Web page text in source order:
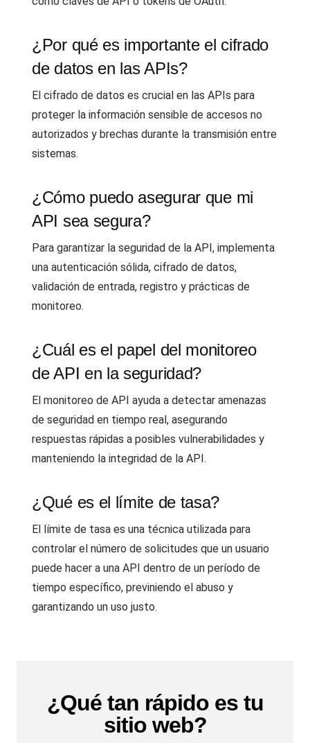
¿Por qué es importante el cifrado
de datos en las APIs?
El cifrado de datos es crucial en las APIs para
proteger la información sensible de accesos no
autorizados y brechas durante la transmisión entre
sistemas.
¿Cómo puedo asegurar que mi
API sea segura?
Para garantizar la seguridad de la API, implementa
una autenticación sólida, cifrado de datos,
validación de entrada, registro y prácticas de
monitoreo.
¿Cuál es el papel del monitoreo
de API en la seguridad?
El monitoreo de API ayuda a detectar amenazas
de seguridad en tiempo real, asegurando
respuestas rápidas a posibles vulnerabilidades y
manteniendo la integridad de la API.
¿Qué es el límite de tasa?
El límite de tasa es una técnica utilizada para
controlar el número de solicitudes que un usuario
puede hacer a una API dentro de un período de
tiempo específico, previniendo el abuso y
garantizando un uso justo.
¿Qué tan rápido es tu
sitio web?